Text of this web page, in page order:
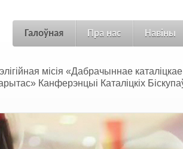
Галоўная Пра нас Навіны
місія «Дабрачыннае
Канферэнцыі Каталіцкіх